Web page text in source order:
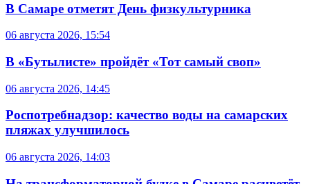
В Самаре отметят День физкультурника
06 августа 2026, 15:54
В «Бутылисте» пройдёт «Тот самый своп»
06 августа 2026, 14:45
Роспотребнадзор: качество воды на самарских
пляжах улучшилось
06 августа 2026, 14:03